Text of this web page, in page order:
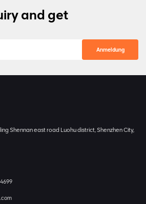
and get
Shennan east road Luohu district, Shenzhen City,